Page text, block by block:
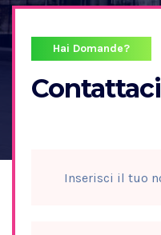
Hai Domande?
Contattaci